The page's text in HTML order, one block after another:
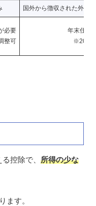
国外から徴収された外国
必要
整可
年末住宅
※2022
控除で、 所得の少な
ます。